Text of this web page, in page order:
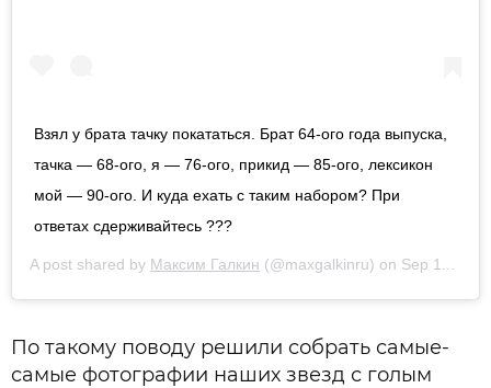
Взял у брата тачку покататься. Брат 64-ого года выпуска,
тачка — 68-ого, я — 76-ого, прикид — 85-ого, лексикон
мой — 90-ого. И куда ехать с таким набором? При
ответах сдерживайтесь ???
A post shared by Максим Галкин (@maxgalkinru) on Sep 11, 2019 at 3:45am PDT
По такому поводу решили собрать самые-
самые фотографии наших звезд с голым